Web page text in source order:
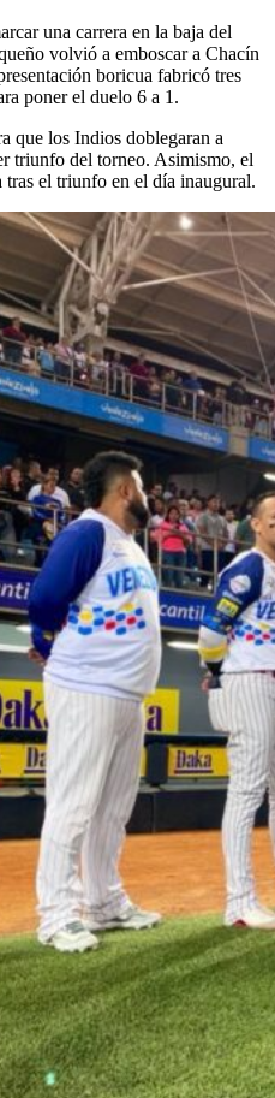
una carrera en la baja del
volvió a emboscar a Chacín
boricua fabricó tres
poner el duelo 6 a 1.
que los Indios doblegaran a
triunfo del torneo. Asimismo, el
tras el triunfo en el día inaugural.